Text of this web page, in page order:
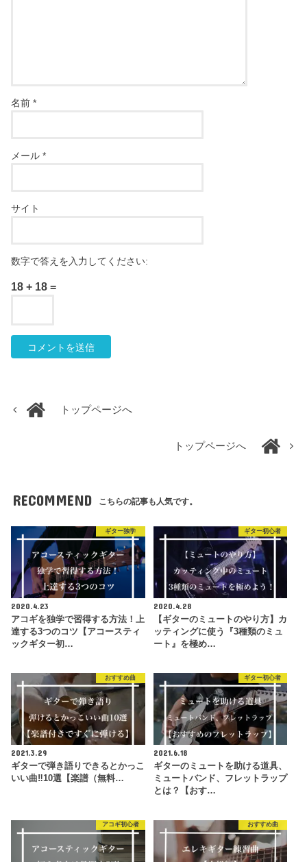
名前*
メール*
サイト
数字で答えを入力してください:
18 + 18 =
トップページへ
トップページへ
RECOMMEND こちらの記事も人気です。
ギター独学
2020.4.23
アコギを独学で習得する方法！上
達する3つのコツ【アコースティ
ックギター初…
ギター初心者
2020.4.28
【ギターのミュートのやり方】カ
ッティングに使う『3種類のミュ
ート』を極め…
おすすめ曲
2021.3.29
ギターで弾き語りできるとかっこ
いい曲‼︎10選【楽譜（無料…
ギター初心者
2021.6.18
ギターのミュートを助ける道具、
ミュートバンド、フレットラップ
とは？【おす…
アコギ初心者 おすすめ曲